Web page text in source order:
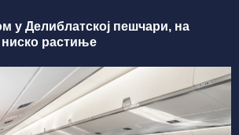
у Делиблатској пешчари, на
растиње